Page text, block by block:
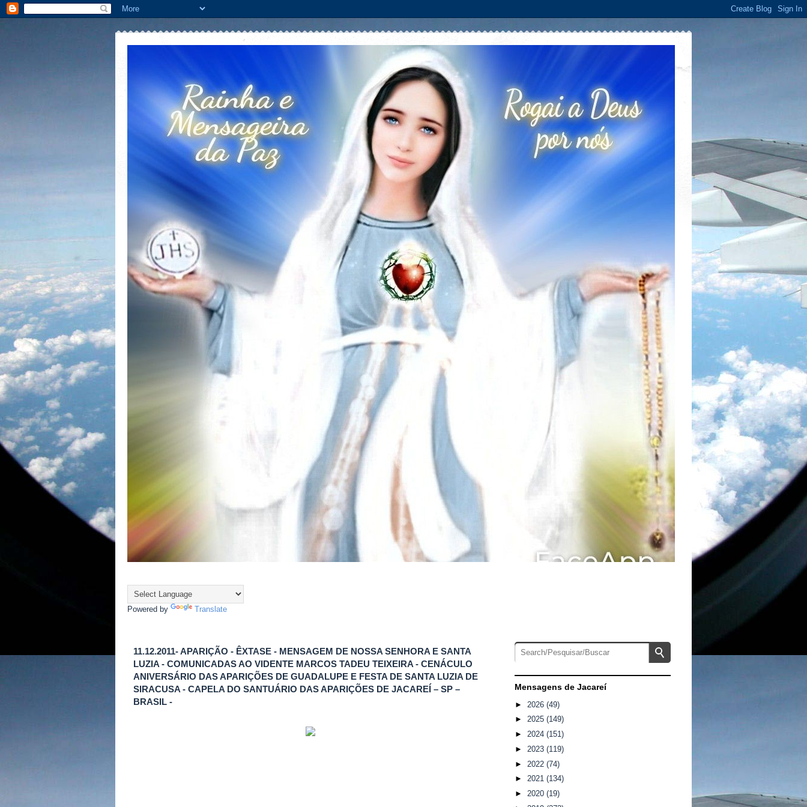
Powered by Translate
11.12.2011- APARIÇÃO - ÊXTASE - MENSAGEM DE NOSSA SENHORA E SANTA
LUZIA - COMUNICADAS AO VIDENTE MARCOS TADEU TEIXEIRA - CENÁCULO
ANIVERSÁRIO DAS APARIÇÕES DE GUADALUPE E FESTA DE SANTA LUZIA DE
SIRACUSA - CAPELA DO SANTUÁRIO DAS APARIÇÕES DE JACAREÍ – SP –
BRASIL -
Mensagens de Jacareí
► 2026 (49)
► 2025 (149)
► 2024 (151)
► 2023 (119)
► 2022 (74)
► 2021 (134)
► 2020 (19)